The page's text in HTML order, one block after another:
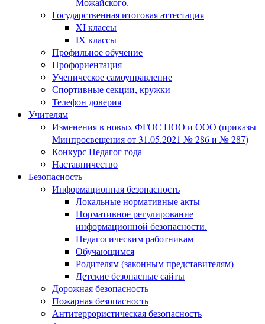
Государственная итоговая аттестация
XI классы
IX классы
Профильное обучение
Профориентация
Ученическое самоуправление
Спортивные секции, кружки
Телефон доверия
Учителям
Изменения в новых ФГОС НОО и ООО (приказы
Минпросвещения от 31.05.2021 № 286 и № 287)
Конкурс Педагог года
Наставничество
Безопасность
Информационная безопасность
Локальные нормативные акты
Нормативное регулирование
информационной безопасности.
Педагогическим работникам
Обучающимся
Родителям (законным представителям)
Детские безопасные сайты
Дорожная безопасность
Пожарная безопасность
Антитеррористическая безопасность